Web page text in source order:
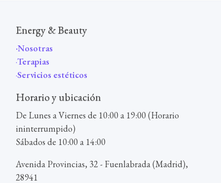
Energy & Beauty
·Nosotras
·Terapias
·Servicios estéticos
Horario y ubicación
De Lunes a Viernes de 10:00 a 19:00 (Horario
ininterrumpido)
Sábados de 10:00 a 14:00
Avenida Provincias, 32 - Fuenlabrada (Madrid),
28941